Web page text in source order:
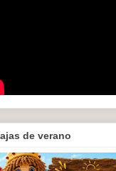
de verano